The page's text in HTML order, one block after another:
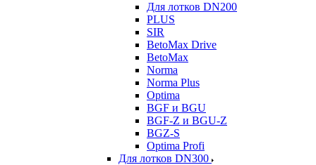
Для лотков DN200
PLUS
SIR
BetoMax Drive
BetoMax
Norma
Norma Plus
Optima
BGF и BGU
BGF-Z и BGU-Z
BGZ-S
Optima Profi
Для лотков DN300